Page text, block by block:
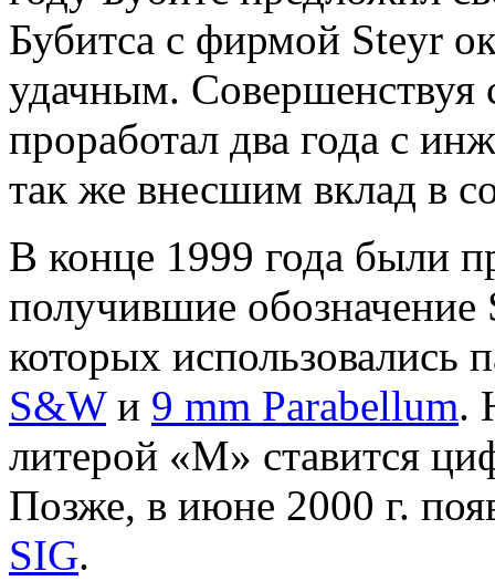
Бубитса с фирмой Steyr
удачным. Совершенствуя
проработал два года с
так же внесшим вклад в
В конце 1999 года были
получившие
которых использовались
S&Wи 9 mm Parabellum.
литерой «M» ставится
Позже, в июне 2000 г.
SIG.